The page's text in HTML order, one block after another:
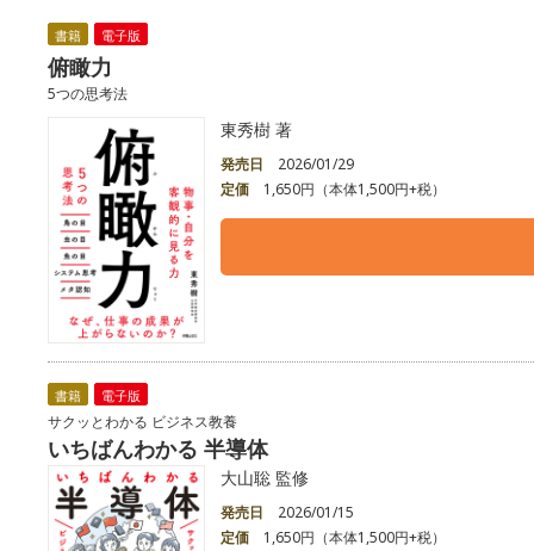
書籍 電子版
俯瞰力
5つの思考法
東秀樹 著
発売日
2026/01/29
定価
1,650円（本体1,500円+税）
書籍 電子版
サクッとわかる ビジネス教養
いちばんわかる 半導体
大山聡 監修
発売日
2026/01/15
定価
1,650円（本体1,500円+税）